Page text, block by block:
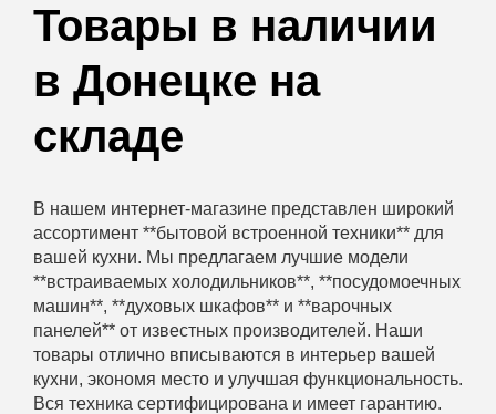
Товары в наличии
в Донецке на
складе
В нашем интернет-магазине представлен широкий
ассортимент **бытовой встроенной техники** для
вашей кухни. Мы предлагаем лучшие модели
**встраиваемых холодильников**, **посудомоечных
машин**, **духовых шкафов** и **варочных
панелей** от известных производителей. Наши
товары отлично вписываются в интерьер вашей
кухни, экономя место и улучшая функциональность.
Вся техника сертифицирована и имеет гарантию.